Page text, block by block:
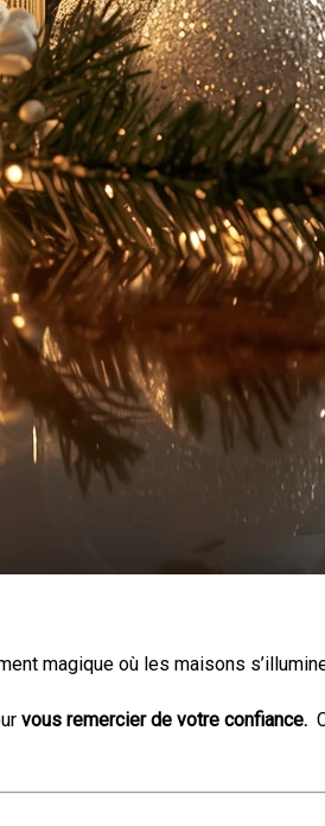
magique où les maisons
vous remercier de votre confiance.